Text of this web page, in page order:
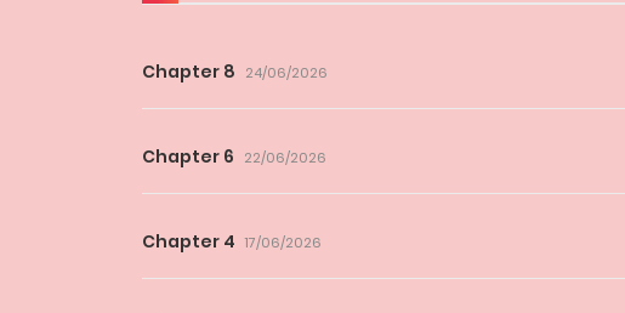
Chapter 8 24/06/2026
Chapter 6 22/06/2026
Chapter 4 17/06/2026